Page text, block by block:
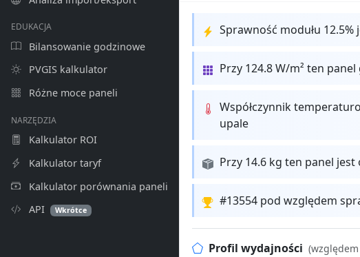
EDUKACJA
Bilansowanie godzinowe
PVGIS kalkulator
Różne moce paneli
NARZĘDZIA
Kalkulator ROI
Kalkulator taryf
Kalkulator porównania paneli
API
Wkrótce
Sprawność modułu
Przy 124.8 W/m² ten
Współczynnik
upale
Przy 14.6 kg ten panel
#13554 pod względem
Profil wydajności